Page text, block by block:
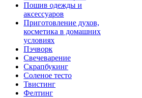
Пошив одежды и
аксессуаров
Приготовление духов,
косметика в домашних
условиях
Пэчворк
Свечеварение
Скрапбукинг
Соленое тесто
Твистинг
Фелтинг